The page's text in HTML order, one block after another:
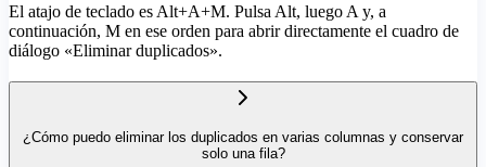
El atajo de teclado es Alt+A+M. Pulsa Alt, luego A y, a
continuación, M en ese orden para abrir directamente el cuadro de
diálogo «Eliminar duplicados».
¿Cómo puedo eliminar los duplicados en varias columnas y conservar
solo una fila?